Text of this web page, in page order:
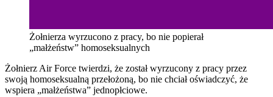
Żołnierza wyrzucono z pracy, bo nie popierał
„małżeństw” homoseksualnych
Żołnierz Air Force twierdzi, że został wyrzucony z pracy przez
swoją homoseksualną przełożoną, bo nie chciał oświadczyć, że
wspiera „małżeństwa” jednopłciowe.